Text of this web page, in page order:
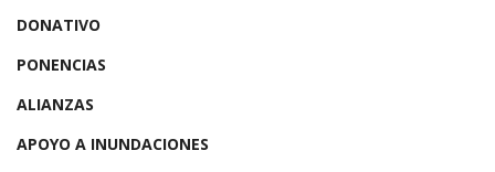
DONATIVO
PONENCIAS
ALIANZAS
APOYO A INUNDACIONES